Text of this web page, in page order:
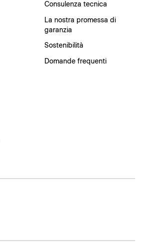
Consulenza tecnica
La nostra promessa di
garanzia
Sostenibilità
Domande frequenti